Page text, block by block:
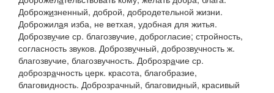
Доброжизненный, доброй, добродетельной жизни.
Доброжилая изба, не ветхая, удобная для житья.
Доброзвучие ср. благозвучие, доброгласие; стройность,
согласность звуков. Доброзвучный, доброзвучность ж.
благозвучие, благозвучность. Доброзрачие ср.
доброзрачность церк. красота, благобразие,
благовидность. Доброзрачный, благовидный, красивый